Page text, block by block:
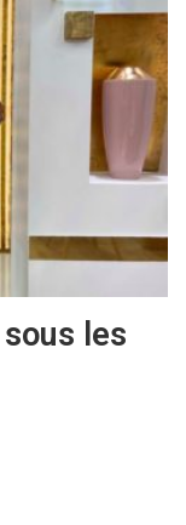
les